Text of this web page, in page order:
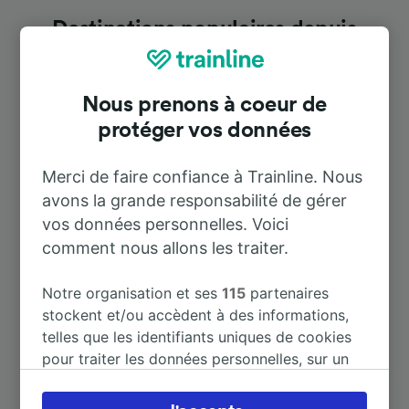
Destinations populaires depuis
Vigodarzere
À Bassano del Grappa 57 m
À Belluno
À Camposampiero 14 m
Nous prenons à coeur de
protéger vos données
Merci de faire confiance à Trainline. Nous
avons la grande responsabilité de gérer
vos données personnelles. Voici
comment nous allons les traiter.
Notre organisation et ses115 partenaires
stockent et/ou accèdent à des informations,
telles que les identifiants uniques de cookies
pour traiter les données personnelles, sur un
préférences, notamment en exerçant votre